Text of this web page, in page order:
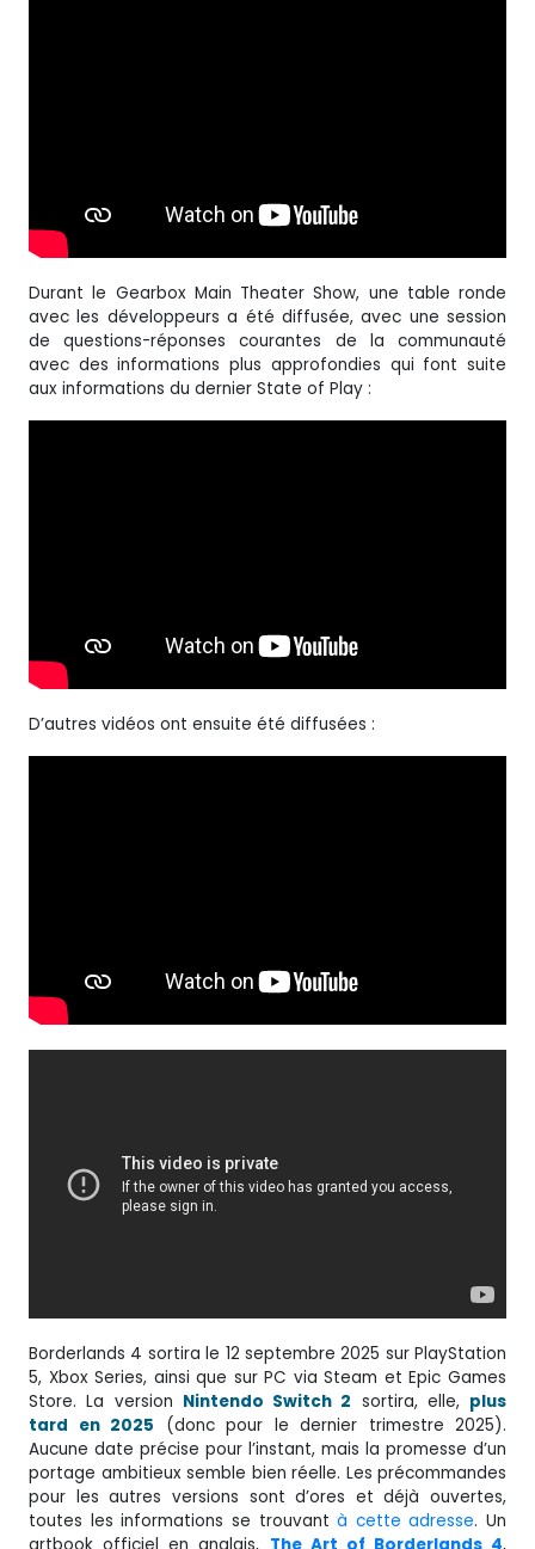
Durant le Gearbox Main Theater Show, une table ronde
avec les développeurs a été diffusée, avec une session
de questions-réponses courantes de la communauté
avec des informations plus approfondies qui font suite
aux informations du dernier State of Play :
D’autres vidéos ont ensuite été diffusées :
Borderlands 4 sortira le 12 septembre 2025 sur PlayStation
5, Xbox Series, ainsi que sur PC via Steam et Epic Games
Store. La version Nintendo Switch 2 sortira, elle, plus
tard en 2025 (donc pour le dernier trimestre 2025).
Aucune date précise pour l’instant, mais la promesse d’un
portage ambitieux semble bien réelle. Les précommandes
pour les autres versions sont d’ores et déjà ouvertes,
toutes les informations se trouvantà cette adresse. Un